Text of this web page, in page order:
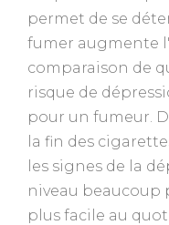
permet de se
fumer augmente
comparaison de
risque de
pour un fumeur.
la fin des
les signes de la
niveau beaucoup
plus facile au